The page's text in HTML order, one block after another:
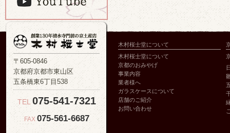
〒605-0846
京都府京都市東山区
五条橋東6丁目538
TEL 075-541-7321
FAX 075-561-6687
木村桜士堂について
木村桜士堂について
京都のおみやげ
事業内容
業者様へ
ガラスケースについて
店舗のご紹介
お問い合わせ